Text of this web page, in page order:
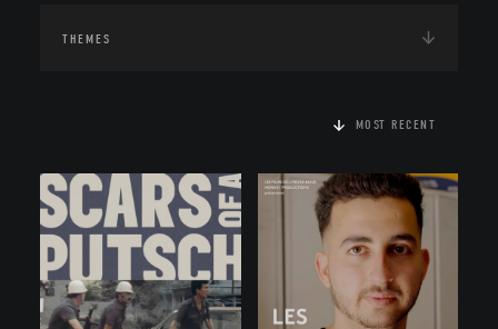
THEMES
MOST RECENT